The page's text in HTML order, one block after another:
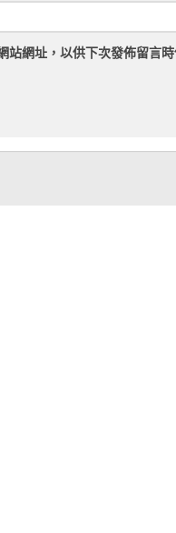
站網址，以供下次發佈留言